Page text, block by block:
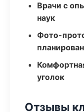
Врачи с
наук
Фото-
уголок
Отзывы